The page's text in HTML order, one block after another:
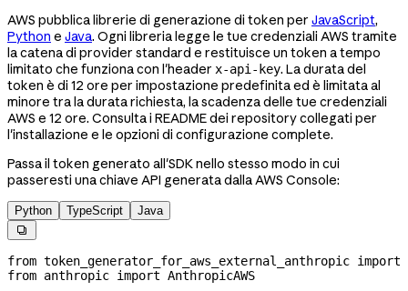
AWS pubblica librerie di generazione di token per JavaScript,
Python e Java. Ogni libreria legge le tue credenziali AWS tramite
la catena di provider standard e restituisce un token a tempo
limitato che funziona con l'header x-api-key. La durata del
token è di 12 ore per impostazione predefinita ed è limitata al
minore tra la durata richiesta, la scadenza delle tue credenziali
AWS e 12 ore. Consulta i README dei repository collegati per
l'installazione e le opzioni di configurazione complete.
Passa il token generato all'SDK nello stesso modo in cui
passeresti una chiave API generata dalla AWS Console:
Python TypeScript Java

from token_generator_for_aws_external_anthropic import
from anthropic import AnthropicAWS